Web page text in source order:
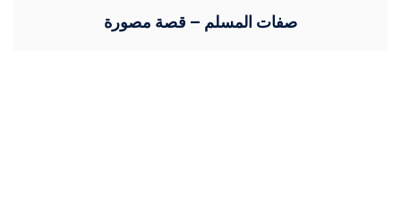
صفات المسلم – قصة مصورة